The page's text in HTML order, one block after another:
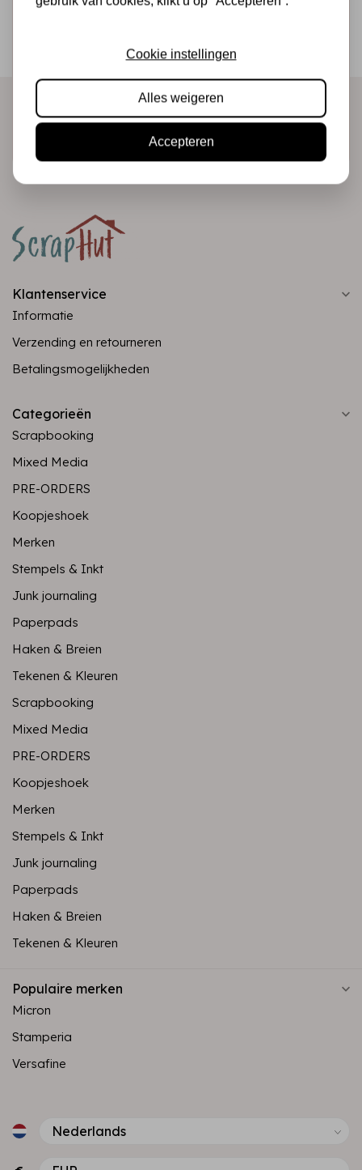
Schrijf je in voor de nieuwsbrief
direct in je mailbox!
Klantenservice
Informatie
Verzending en retourneren
Betalingsmogelijkheden
Categorieën
Scrapbooking
Mixed Media
PRE-ORDERS
Koopjeshoek
Merken
Stempels & Inkt
Junk journaling
Paperpads
Haken & Breien
Tekenen & Kleuren
Scrapbooking
Mixed Media
PRE-ORDERS
Koopjeshoek
Merken
Stempels & Inkt
Junk journaling
Paperpads
Haken & Breien
Tekenen & Kleuren
Populaire merken
Micron
Stamperia
Versafine
Cookie instellingen
Alles weigeren
Accepteren